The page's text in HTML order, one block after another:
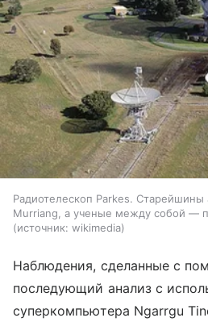
Радиотелескоп Parkes. Старейшины
Murriang, а ученые между собой —
источник: wikimedia
Наблюдения, сделанные с
последующий анализ с
суперкомпьютера Ngarrgu